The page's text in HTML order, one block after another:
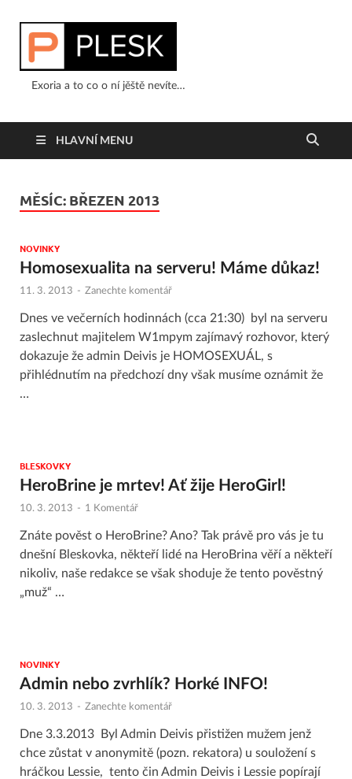
Exoria a to co o ní jěště nevíte…
HLAVNÍ MENU
MĚSÍC: BŘEZEN 2013
NOVINKY
Homosexualita na serveru! Máme důkaz!
11. 3. 2013 - Zanechte komentář
Dnes ve večerních hodinnách (cca 21:30) byl na serveru
zaslechnut majitelem W1mpym zajímavý rozhovor, který
dokazuje že admin Deivis je HOMOSEXUÁL, s
přihlédnutím na předchozí dny však musíme oznámit že
…
BLESKOVKY
HeroBrine je mrtev! Ať žije HeroGirl!
10. 3. 2013 - 1 Komentář
Znáte pověst o HeroBrine? Ano? Tak právě pro vás je tu
dnešní Bleskovka, někteří lidé na HeroBrina věří a někteří
nikoliv, naše redakce se však shoduje že tento pověstný
„muž“ …
NOVINKY
Admin nebo zvrhlík? Horké INFO!
10. 3. 2013 - Zanechte komentář
Dne 3.3.2013 Byl Admin Deivis přistižen mužem jenž
chce zůstat v anonymitě (pozn. rekatora) u souložení s
hráčkou Lessie, tento čin Admin Deivis i Lessie popírají